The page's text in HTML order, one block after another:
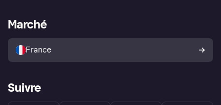
Explorez les magasins
Politique de protection de
l’acheteur Klarna
Portail Marchand
Marché
France
Suivre